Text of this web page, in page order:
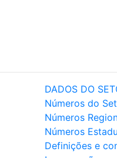
DADOS DO
Números do
Números
Números
Definições e